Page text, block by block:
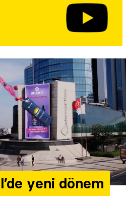
yeni dönem